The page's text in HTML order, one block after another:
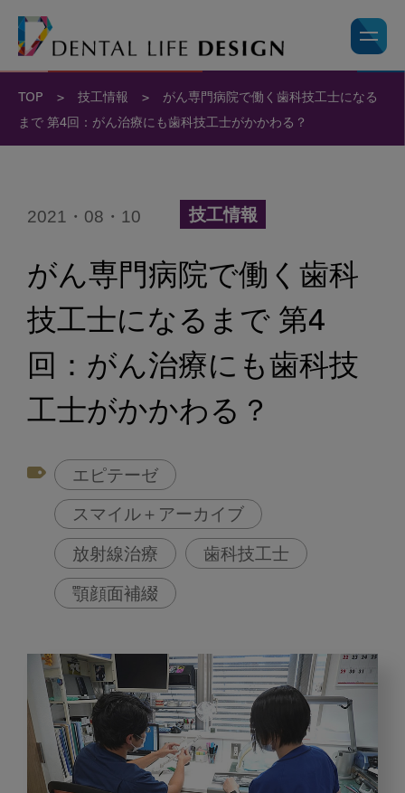
TOP > 技工情報 >
がん専門病院で働く歯科技工士になる
まで 第4回：がん治療にも歯科技工士がかかわる？
2021・08・10 技工情報
がん専門病院で働く歯科
技工士になるまで 第4
回：がん治療にも歯科技
工士がかかわる？
エピテーゼ
スマイル＋アーカイブ
放射線治療 歯科技工士
顎顔面補綴